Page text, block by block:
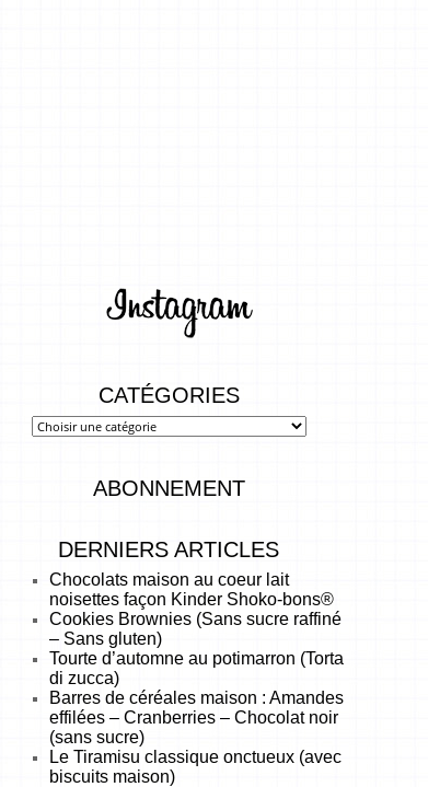
CATÉGORIES
ABONNEMENT
DERNIERS ARTICLES
Chocolats maison au coeur lait
noisettes façon Kinder Shoko-bons®
Cookies Brownies (Sans sucre raffiné
– Sans gluten)
Tourte d’automne au potimarron (Torta
di zucca)
Barres de céréales maison : Amandes
effilées – Cranberries – Chocolat noir
(sans sucre)
Le Tiramisu classique onctueux (avec
biscuits maison)